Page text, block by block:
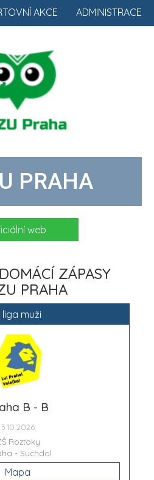
ADMINISTRACE
AKCE
PRAHA
web
ZÁPASY
PRAHA
liga muži
B - B
3.10.2026
Roztoky
- Suchdol
Mapa